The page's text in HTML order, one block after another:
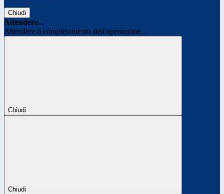
Chiudi
Attendere...
Attendere il completamento dell'operazione...
Chiudi
Chiudi